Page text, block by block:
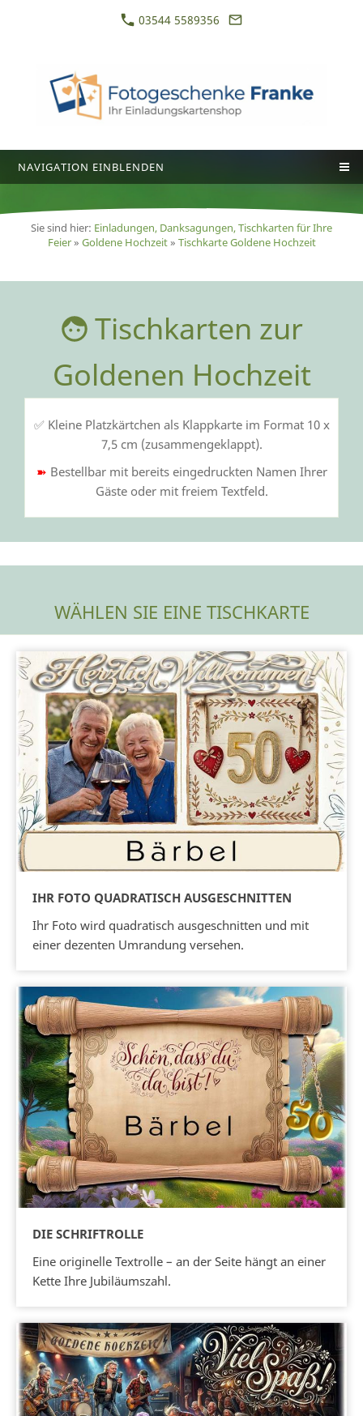
03544 5589356
NAVIGATION EINBLENDEN
Sie sind hier: Einladungen, Danksagungen, Tischkarten für Ihre
Feier» Goldene Hochzeit» Tischkarte Goldene Hochzeit
Tischkarten zur
Goldenen Hochzeit
✅ Kleine Platzkärtchen als Klappkarte im Format 10 x
7,5 cm (zusammengeklappt).
➽ Bestellbar mit bereits eingedruckten Namen Ihrer
Gäste oder mit freiem Textfeld.
WÄHLEN SIE EINE TISCHKARTE
IHR FOTO QUADRATISCH AUSGESCHNITTEN
Ihr Foto wird quadratisch ausgeschnitten und mit
einer dezenten Umrandung versehen.
DIE SCHRIFTROLLE
Eine originelle Textrolle – an der Seite hängt an einer
Kette Ihre Jubiläumszahl.